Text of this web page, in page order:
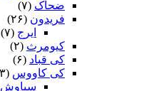
ضحاک (۷)
فریدون (۲۶)
ایرج (۷)
کیومرث (۲)
کی قباد (۶)
کی کاووس (۹۳)
سیاوش